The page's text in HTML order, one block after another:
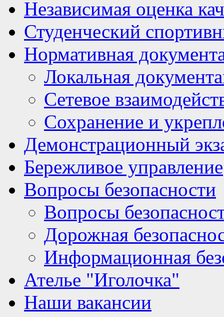
Независимая оценка
Студенческий
Нормативная
Локальная
Сетевое
Сохранение и
Демонстрационный
Бережливое управление
Вопросы безопасности
Вопросы
Дорожная
Информационная
Ателье "Иголочка"
Наши вакансии